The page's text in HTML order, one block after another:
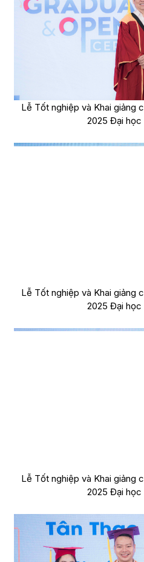
Lễ Tốt nghiệp và Khai giảng
2025 Đại học
Lễ Tốt nghiệp và Khai giảng
2025 Đại học
Lễ Tốt nghiệp và Khai giảng
2025 Đại học